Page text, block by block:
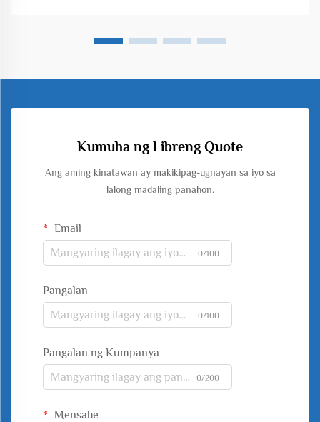
Kumuha ng Libreng Quote
Ang aming kinatawan ay makikipag-ugnayan sa iyo sa
lalong madaling panahon.
Email
0/100
Pangalan
0/100
Pangalan ng Kumpanya
0/200
Mensahe